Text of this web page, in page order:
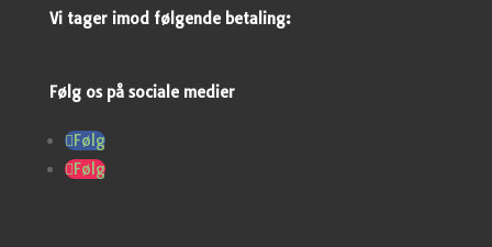
Vi tager imod følgende betaling:
Følg os på sociale medier
Følg
Følg